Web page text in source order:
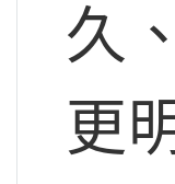
久
更